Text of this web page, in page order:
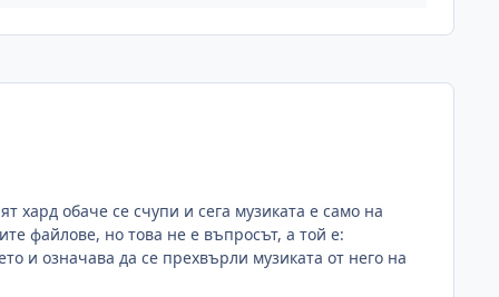
хард обаче се счупи и сега музиката е само на
файлове, но това не е въпросът, а той е:
и означава да се прехвърли музиката от него на